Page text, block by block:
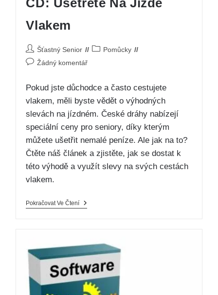
Vlakem
Šťastný Senior
Pomůcky
Žádný komentář
Pokud jste důchodce a často cestujete
vlakem, měli byste vědět o výhodných
slevách na jízdném. České dráhy nabízejí
speciální ceny pro seniory, díky kterým
můžete ušetřit nemalé peníze. Ale jak na to?
Čtěte náš článek a zjistěte, jak se dostat k
této výhodě a využít slevy na svých cestách
vlakem.
Pokračovat Ve Čtení